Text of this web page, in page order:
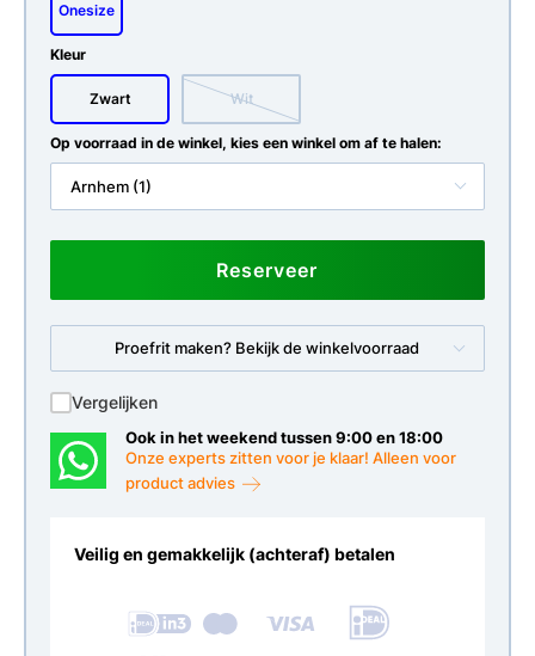
Onesize
Kleur
Zwart Wit
Op voorraad in de winkel, kies een winkel om af te halen:
Arnhem (1)
Reserveer
Proefrit maken? Bekijk de winkelvoorraad
Vergelijken
Ook in het weekend tussen 9:00 en 18:00
Onze experts zitten voor je klaar! Alleen voor
product advies
Veilig en gemakkelijk (achteraf) betalen